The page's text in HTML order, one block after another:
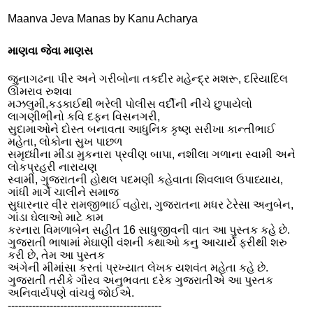
Maanva Jeva Manas by Kanu Acharya
માણવા જેવા માણસ
જુનાગઢના પીર અને ગરીબોના તકદીર મહેન્દ્ર મશરૂ, દરિયાદિલ
ઊમરાવ રુશવા
મઝલુમી,કડકાઈથી ભરેલી પોલીસ વર્દીની નીચે છુપાયેલો
લાગણીભીનો કવિ દફન વિસનગરી,
સુદામાઓને દોસ્ત બનાવતા આધુનિક કૃષ્ણ સરીખા કાન્તીભાઈ
મહેતા, લોકોના સુખ પાછળ
સમૃધ્ધીના મીંડા મુકનારા પ્રવીણ બાપા, નશીલા ગળાના સ્વામી અને
લોકપ્રહરી નારાયણ
સ્વામી, ગુજરાતની હોથલ પદમણી કહેવાતા શિવલાલ ઉપાધ્યાય,
ગાંધી માર્ગે ચાલીને સમાજ
સુધારનાર વીર રામજીભાઈ વહોરા, ગુજરાતના મધર ટેરેસા અનુબેન,
ગાંડા ઘેલાઓ માટે કામ
કરનારા વિમળાબેન સહીત 16 સાધુજીવની વાત આ પુસ્તક કહે છે.
ગુજરાતી ભાષામાં મેઘાણી વંશની કથાઓ કનુ આચાર્યે ફરીથી શરુ
કરી છે, તેમ આ પુસ્તક
અંગેની મીમાંસા કરતાં પ્રખ્યાત લેખક યશવંત મહેતા કહે છે.
ગુજરાતી તરીકે ગૌરવ અનુભવતા દરેક ગુજરાતીએ આ પુસ્તક
અનિવાર્યપણે વાંચવું જોઈએ.
--------------------------------------------